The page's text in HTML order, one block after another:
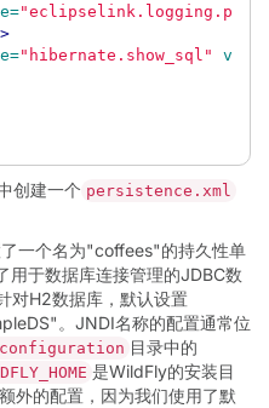
"eclipselink.logging.p
"hibernate.show_sql"
v
创建一个 persistence.xml
一个名为"coffees"的持久性单
于数据库连接管理的JDBC数
对H2数据库，默认设置
。JNDI名称的配置通常位
configuration 目录中的
是WildFly的安装目
外的配置，因为我们使用了默